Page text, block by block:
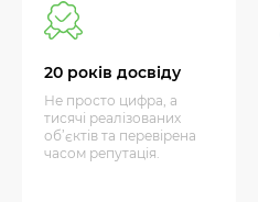
20 років досвіду
Не просто цифра, а
тисячі реалізованих
об’єктів та перевірена
часом репутація.